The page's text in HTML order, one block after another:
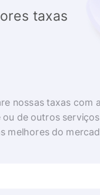
taxas
nossas taxas com
ou de outros
melhores do